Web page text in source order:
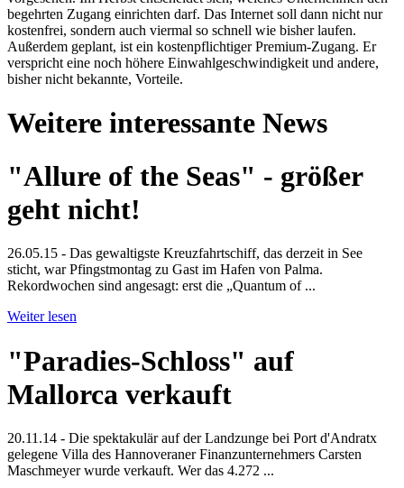
begehrten Zugang einrichten darf. Das Internet soll dann nicht nur
kostenfrei, sondern auch viermal so schnell wie bisher laufen.
Außerdem geplant, ist ein kostenpflichtiger Premium-Zugang. Er
verspricht eine noch höhere Einwahlgeschwindigkeit und andere,
bisher nicht bekannte, Vorteile.
Weitere interessante News
"Allure of the Seas" - größer
geht nicht!
26.05.15 - Das gewaltigste Kreuzfahrtschiff, das derzeit in See
sticht, war Pfingstmontag zu Gast im Hafen von Palma.
Rekordwochen sind angesagt: erst die „Quantum of ...
Weiter lesen
"Paradies-Schloss" auf
Mallorca verkauft
20.11.14 - Die spektakulär auf der Landzunge bei Port d'Andratx
gelegene Villa des Hannoveraner Finanzunternehmers Carsten
Maschmeyer wurde verkauft. Wer das 4.272 ...